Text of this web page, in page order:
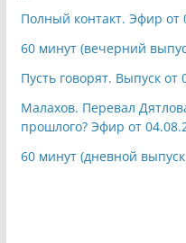
Полный контакт. Эфир от
60 минут (вечерний
Пусть говорят. Выпуск от
Малахов. Перевал
прошлого? Эфир от
60 минут (дневной